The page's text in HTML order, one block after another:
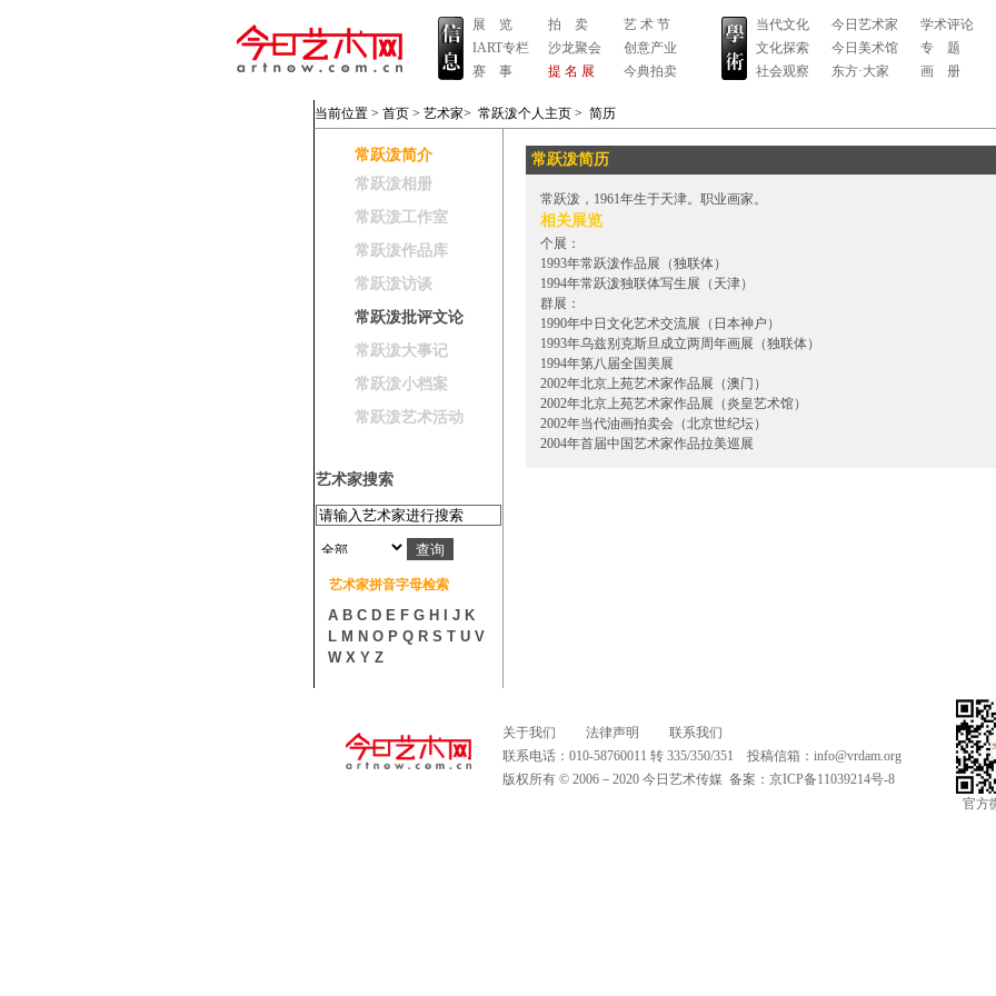
展 览
IART专栏
赛 事
拍 卖
沙龙聚会
提 名 展
艺 术 节
创意产业
今典拍卖
当代文化
文化探索
社会观察
今日艺术家
今日美术馆
东方·大家
学术评论
专 题
画 册
当前位置 > 首页 > 艺术家> 常跃泼个人主页 > 简历
常跃泼简介
常跃泼相册
常跃泼工作室
常跃泼作品库
常跃泼访谈
常跃泼批评文论
常跃泼大事记
常跃泼小档案
常跃泼艺术活动
艺术家搜索
艺术家拼音字母检索
A B C D E F G H J K
L M N O P Q R S T U V
W X Y Z
常跃泼简历
常跃泼，1961年生于天津。职业画家。
相关展览
个展：
1993年常跃泼作品展（独联体）
1994年常跃泼独联体写生展（天津）
群展：
1990年中日文化艺术交流展（日本神户）
1993年乌兹别克斯旦成立两周年画展（独联体）
1994年第八届全国美展
2002年北京上苑艺术家作品展（澳门）
2002年北京上苑艺术家作品展（炎皇艺术馆）
2002年当代油画拍卖会（北京世纪坛）
2004年首届中国艺术家作品拉美巡展
关于我们 法律声明
联系我们
联系电话：010-58760011 转 335/350/351 投稿信箱： info@vrdam.org
版权所有 © 2006－2020 今日艺术传媒 备案： 京ICP备11039214号-8
官方